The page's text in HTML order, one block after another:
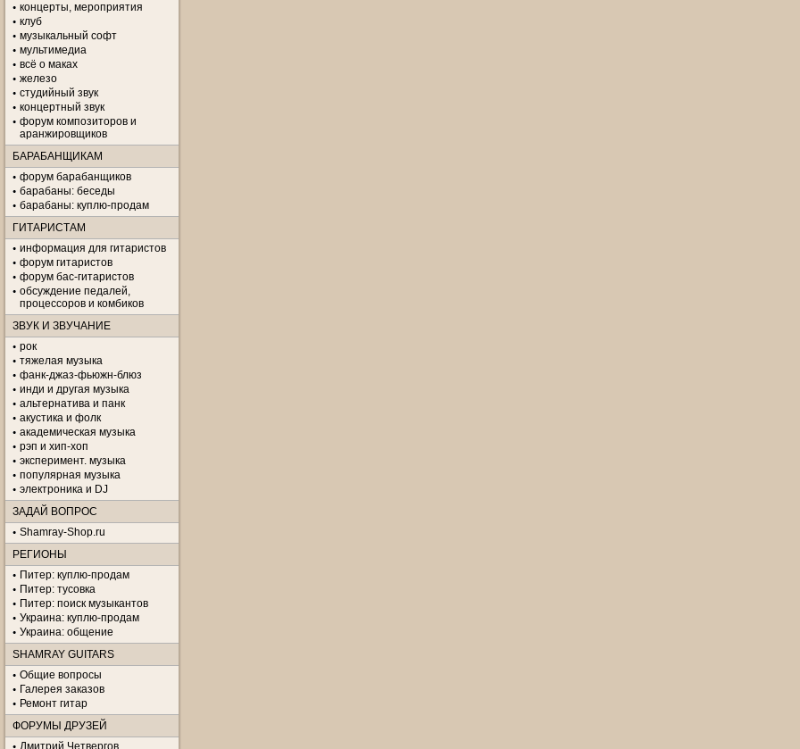
концерты, мероприятия
клуб
музыкальный софт
мультимедиа
всё о маках
железо
студийный звук
концертный звук
форум композиторов и
аранжировщиков
БАРАБАНЩИКАМ
форум барабанщиков
барабаны: беседы
барабаны: куплю-продам
ГИТАРИСТАМ
информация для гитаристов
форум гитаристов
форум бас-гитаристов
обсуждение педалей,
процессоров и комбиков
ЗВУК И ЗВУЧАНИЕ
рок
тяжелая музыка
фанк-джаз-фьюжн-блюз
инди и другая музыка
альтернатива и панк
акустика и фолк
академическая музыка
рэп и хип-хоп
эксперимент. музыка
популярная музыка
электроника и DJ
ЗАДАЙ ВОПРОС
Shamray-Shop.ru
РЕГИОНЫ
Питер: куплю-продам
Питер: тусовка
Питер: поиск музыкантов
Украина: куплю-продам
Украина: общение
SHAMRAY GUITARS
Общие вопросы
Галерея заказов
Ремонт гитар
ФОРУМЫ ДРУЗЕЙ
Дмитрий Четвергов